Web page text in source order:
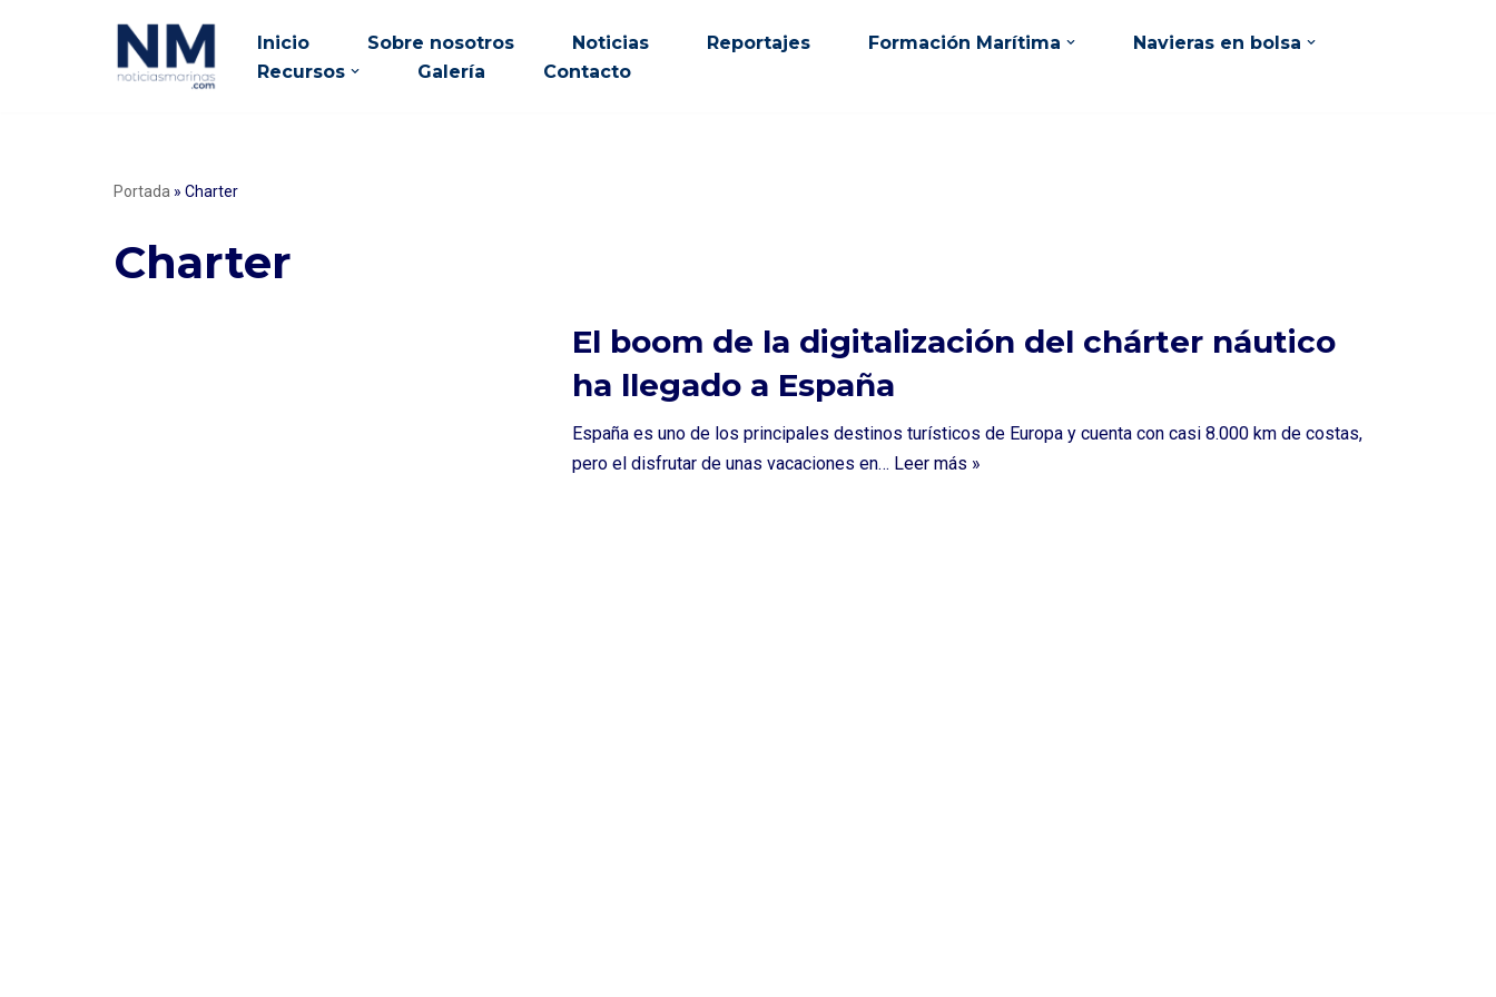
Inicio Sobre nosotros Noticias Reportajes Formación Marítima
Navieras en bolsa
Recursos
Galería Contacto
Portada » Charter
Charter
El boom de la digitalización del chárter náutico
ha llegado a España
España es uno de los principales destinos turísticos de Europa y cuenta con casi 8.000 km de costas,
pero el disfrutar de unas vacaciones en… Leer más »